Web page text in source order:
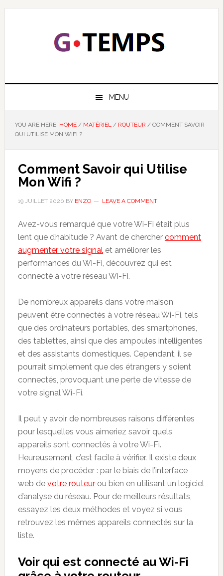
Skip
Skip
Skip
Skip
GTEMPS
MENU
YOU ARE HERE: HOME / MATÉRIEL / ROUTEUR /COMMENT SAVOIR
QUI UTILISE MON WIFI ?
Comment Savoir qui Utilise
Mon Wifi ?
19 JUILLET 2020 BY ENZO LEAVE A COMMENT
Avez-vous remarqué que votre Wi-Fi était plus
lent que d’habitude ? Avant de chercher comment
augmenter votre signalet améliorer les
performances du Wi-Fi, découvrez qui est
connecté à votre réseau Wi-Fi.
De nombreux appareils dans votre maison
peuvent être connectés à votre réseau Wi-Fi, tels
que des ordinateurs portables, des smartphones,
des tablettes, ainsi que des ampoules intelligentes
et des assistants domestiques. Cependant, il se
pourrait simplement que des étrangers y soient
connectés, provoquant une perte de vitesse de
votre signal Wi-Fi.
Il peut y avoir de nombreuses raisons différentes
pour lesquelles vous aimeriez savoir quels
appareils sont connectés à votre Wi-Fi.
Heureusement, c’est facile à vérifier. Il existe deux
moyens de procéder : par le biais de l’interface
web de votre routeurou bien en utilisant un logiciel
d’analyse du réseau. Pour de meilleurs résultats,
essayez les deux méthodes et voyez si vous
retrouvez les mêmes appareils connectés sur la
liste.
Voir qui est connecté au Wi-Fi